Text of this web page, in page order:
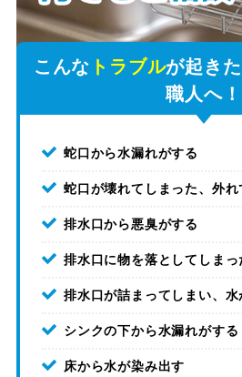
こんな トラブルが起き
職人へ！
蛇口から水漏れがする
蛇口が壊れてしまった、外れ
排水口から悪臭がする
排水口に物を落としてしまっ
排水口が詰まってしまい、
シンクの下から水漏れがする
床から水が染み出す